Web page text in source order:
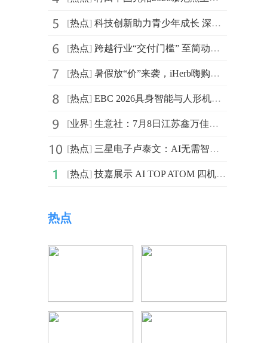
[热点] 科技创新助力青少年成长 深度洞察三星手机的教育公益之路
[热点] 跨越行业“交付门槛” 至简动力具身智能机器人走向真实产线
[热点] 暑假放“价”来袭，iHerb嗨购一夏
[热点] EBC 2026具身智能与人形机器人智脑科技大会9月18日在上海盛大开幕！
[业界] 生意社：7月8日江苏鑫万佳不锈钢报价上涨_快资讯
[热点] 三星电子卢泰文：AI无需智胜于人，而应洞察于心
[热点] 技嘉展示 AI TOP ATOM 四机串联集群，以科学运算验证地端 AI 扩展能力
热点